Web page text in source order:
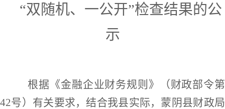
“双随机、一公开”检查结果的公
示
根据《金融企业财务规则》（财政部令第
42号）有关要求，结合我县实际，蒙阴县财政局